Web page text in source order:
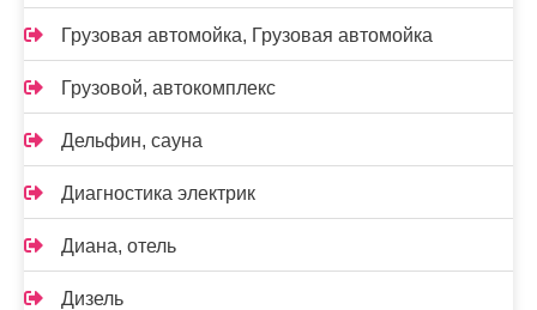
Грузовая автомойка, Грузовая автомойка
Грузовой, автокомплекс
Дельфин, сауна
Диагностика электрик
Диана, отель
Дизель